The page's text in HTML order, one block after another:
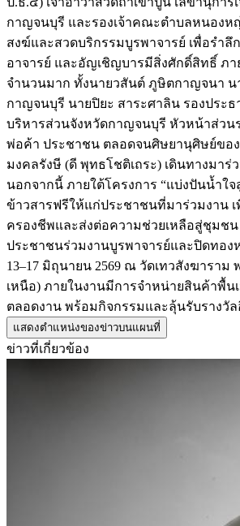
กาญจนบุรี และรองเจ้าคณะตำบลหนองห
สงฆ์และสวดบริกรรมบูรพาจารย์ เพื่อรำ
อาจารย์ และอัญเชิญบารมีสิ่งศักดิ์สิทธิ์ ภา
จำนวนมาก ทั้งนายวสันต์ ภูษิตกาญจนา น
กาญจนบุรี นายปิยะ สาระศาลิน รองประ
บริหารส่วนจังหวัดกาญจนบุรี หัวหน้าส่วน
พ่อค้า ประชาชน ตลอดจนศิษยานุศิษย์ของ
มงคลรังษี (ดี พุทธโชติเถระ) เดินทางมาร่
นอกจากนี้ ภายใต้โครงการ “แบ่งปันน้ำใ
ข้าวสารฟรีให้แก่ประชาชนที่มาร่วมงาน เ
ครองชีพและส่งต่อความช่วยเหลือสู่ชุมช
ประชาชนร่วมงานบูรพาจารย์และปิดทอง
13–17 มิถุนายน 2569 ณ วัดเทวสังฆาราม
เหนือ) ภายในงานมีการจำหน่ายสินค้าพื้น
ตลอดงาน พร้อมกิจกรรมและลุ้นรับรางวั
แสดงตำแหน่งของข่าวบนแผนที่
ข่าวที่เกี่ยวข้อง